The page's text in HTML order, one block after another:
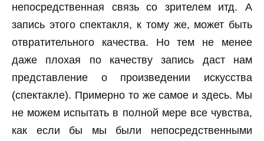
непосредственная связь со зрителем итд. А
запись этого спектакля, к тому же, может быть
отвратительного качества. Но тем не менее
даже плохая по качеству запись даст нам
представление о произведении искусства
(спектакле). Примерно то же самое и здесь. Мы
не можем испытать в полной мере все чувства,
как если бы мы были непосредственными